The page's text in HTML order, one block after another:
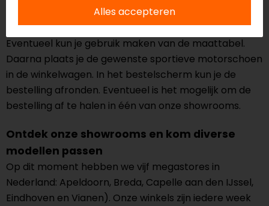
selecteert allereerst de gewenste motorschoen.
Vervolgens kun je de kleur en de maat bepalen.
Eventueel kun je gebruik maken van de maattabel.
Daarna plaats je de gewenste sportieve motorschoen
in de winkelwagen. In het bestelscherm kun je de
bestelling afronden. Eventueel is het mogelijk om de
bestelling af te halen in één van onze showrooms.
Ontdek onze showrooms en kom diverse
modellen passen
Op dit moment hebben we vijf megastores in
Nederland: Apeldoorn, Breda, Capelle aan den IJssel,
Eindhoven en Vianen). Onze winkels zijn iedere week
Alles accepteren